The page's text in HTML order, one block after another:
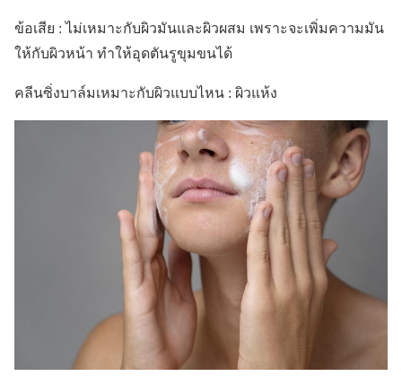
ข้อเสีย : ไม่เหมาะกับผิวมันและผิวผสม เพราะจะเพิ่มความมัน
ให้กับผิวหน้า ทำให้อุดตันรูขุมขนได้
คลีนซิ่งบาล์มเหมาะกับผิวแบบไหน : ผิวแห้ง